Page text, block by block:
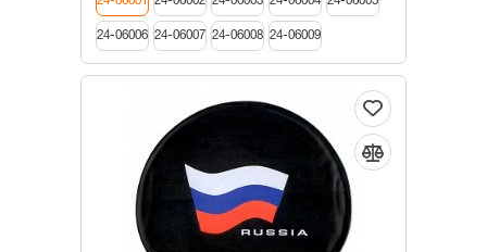
24-06006 24-06007 24-06008 24-06009